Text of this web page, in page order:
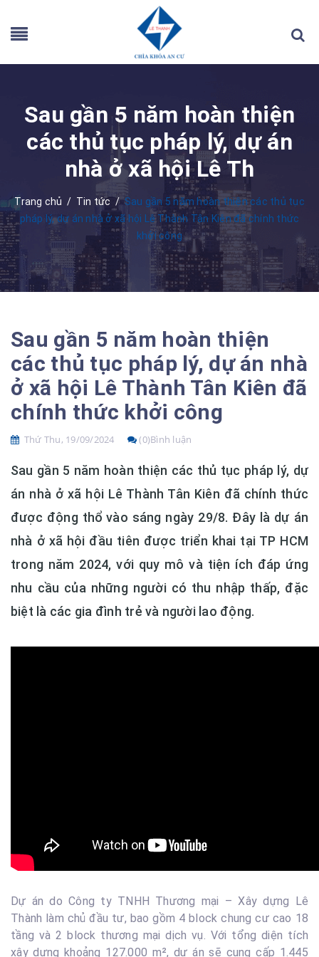
Sau gần 5 năm hoàn thiện
các thủ tục pháp lý, dự án
nhà ở xã hội Lê Th
Trang chủ / Tin tức / Sau gần 5 năm hoàn thiện các thủ tục
pháp lý, dự án nhà ở xã hội Lê Thành Tân Kiên đã chính thức
khởi công
Sau gần 5 năm hoàn thiện
các thủ tục pháp lý, dự án nhà
ở xã hội Lê Thành Tân Kiên đã
chính thức khởi công
Thứ Thu, 19/09/2024 (0)Bình luận
Sau gần 5 năm hoàn thiện các thủ tục pháp lý, dự
án nhà ở xã hội Lê Thành Tân Kiên đã chính thức
được động thổ vào sáng ngày 29/8. Đây là dự án
nhà ở xã hội đầu tiên được triển khai tại TP HCM
trong năm 2024, với quy mô và tiện ích đáp ứng
nhu cầu của những người có thu nhập thấp, đặc
biệt là các gia đình trẻ và người lao động.
Dự án do Công ty TNHH Thương mại – Xây dựng Lê
Thành làm chủ đầu tư, bao gồm 4 block chung cư cao 18
tầng và 2 block thương mại dịch vụ. Với tổng diện tích
xây dựng khoảng 127.000 m², dự án sẽ cung cấp 1.445